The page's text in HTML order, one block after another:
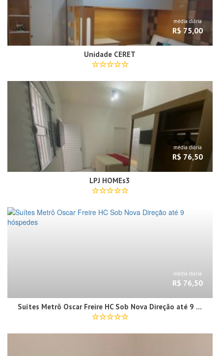
média diária
R$ 75,00
Unidade CERET
média diária
R$ 76,50
LPJ HOMEs3
média diária
R$ 76,50
Suítes Metrô Oscar Freire HC Sob Nova Direção até 9 hóspedes